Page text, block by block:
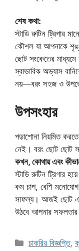
শেষ কথা:
স্টাডি রুটিন ট্রিগার
কৌশল যা আপনাকে
ছোট সংকেতের মাধ্যমে
স্বাভাবিক অভ্যাস
নয়—বরং সহজ ও
উপসংহার
পড়াশোনা নিয়মিত
নেই। বরং ছোট ছোট
কখন, কোথায় এবং
স্টাডি রুটিন ট্রিগার
কম চাপ, বেশি মনোযোগ
সাফল্য। আজই ছোট
উঠবে আপনার সফলতার
Categories
চাকরির বিজ্ঞপ্তি,